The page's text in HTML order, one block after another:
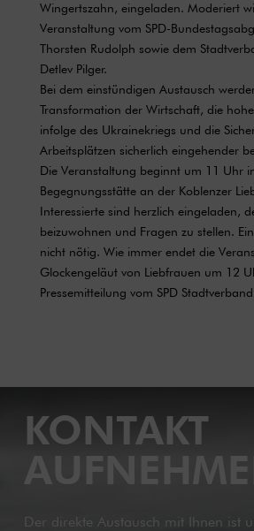
Wingertszahn, eingeladen. Moderiert
Veranstaltung vom SPD-
Thorsten Rudolph sowie dem
Detlev Pilger.
Bei dem einstündigen Austausch
Transformation der Wirtschaft, die
infolge des Ukrainekriegs und die
Arbeitsplätzen sicherlich eingehender
Die Veranstaltung beginnt um 11 Uhr
Begegnungsstätte an der Koblenzer
Interessierte sind herzlich eingeladen,
beizuwohnen und Fragen zu stellen.
nicht nötig. Wie immer endet die
Glockengeläut von Liebfrauen um 12
Pressemitteilung vom SPD
KONTAKT
Der direkte Austausch mit Ihnen ist